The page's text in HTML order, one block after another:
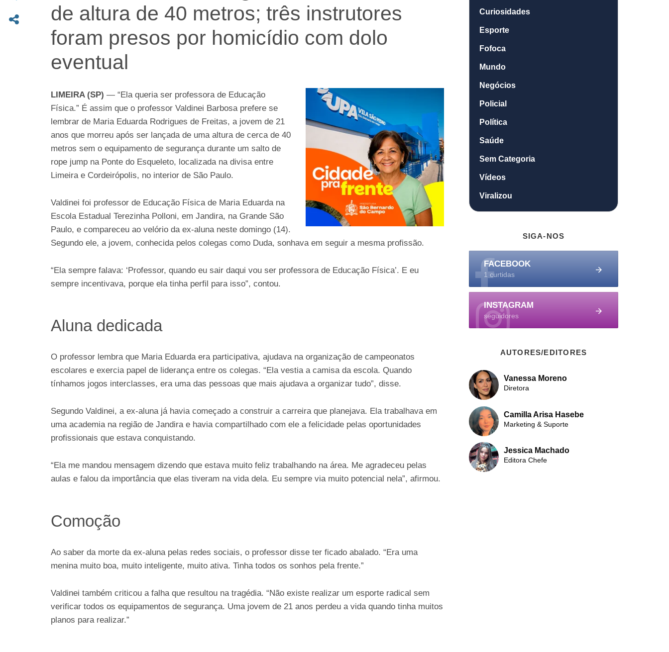
de altura de 40 metros; três instrutores
foram presos por homicídio com dolo
eventual
LIMEIRA (SP) — “Ela queria ser professora de Educação
Física.” É assim que o professor Valdinei Barbosa prefere se
lembrar de Maria Eduarda Rodrigues de Freitas, a jovem de 21
anos que morreu após ser lançada de uma altura de cerca de 40
metros sem o equipamento de segurança durante um salto de
rope jump na Ponte do Esqueleto, localizada na divisa entre
Limeira e Cordeirópolis, no interior de São Paulo.
Valdinei foi professor de Educação Física de Maria Eduarda na
Escola Estadual Terezinha Polloni, em Jandira, na Grande São
Paulo, e compareceu ao velório da ex-aluna neste domingo (14).
Segundo ele, a jovem, conhecida pelos colegas como Duda, sonhava em seguir a mesma profissão.
“Ela sempre falava: ‘Professor, quando eu sair daqui vou ser professora de Educação Física’. E eu
sempre incentivava, porque ela tinha perfil para isso”, contou.
Aluna dedicada
O professor lembra que Maria Eduarda era participativa, ajudava na organização de campeonatos
escolares e exercia papel de liderança entre os colegas. “Ela vestia a camisa da escola. Quando
tínhamos jogos interclasses, era uma das pessoas que mais ajudava a organizar tudo”, disse.
Segundo Valdinei, a ex-aluna já havia começado a construir a carreira que planejava. Ela trabalhava em
uma academia na região de Jandira e havia compartilhado com ele a felicidade pelas oportunidades
profissionais que estava conquistando.
“Ela me mandou mensagem dizendo que estava muito feliz trabalhando na área. Me agradeceu pelas
aulas e falou da importância que elas tiveram na vida dela. Eu sempre via muito potencial nela”, afirmou.
Comoção
Ao saber da morte da ex-aluna pelas redes sociais, o professor disse ter ficado abalado. “Era uma
menina muito boa, muito inteligente, muito ativa. Tinha todos os sonhos pela frente.”
Valdinei também criticou a falha que resultou na tragédia. “Não existe realizar um esporte radical sem
verificar todos os equipamentos de segurança. Uma jovem de 21 anos perdeu a vida quando tinha muitos
planos para realizar.”
Curiosidades
Esporte
Fofoca
Mundo
Negócios
Policial
Política
Saúde
Sem Categoria
Vídeos
Viralizou
SIGA-NOS
FACEBOOK
1 curtidas
INSTAGRAM
seguidores
AUTORES/EDITORES
Vanessa Moreno
Diretora
Camilla Arisa Hasebe
Marketing & Suporte
Jessica Machado
Editora Chefe